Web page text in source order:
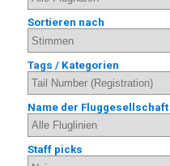
Sortieren nach
Tags / Kategorien
Name der Fluggesellschaft
Staff picks